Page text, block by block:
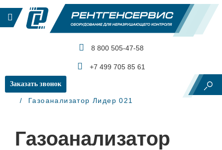
8 800 505-47-58
+7 499 705 85 61
Заказать звонок
Главная
Газоаналитическое оборудование
Газоанализатор Лидер 021
Газоанализатор